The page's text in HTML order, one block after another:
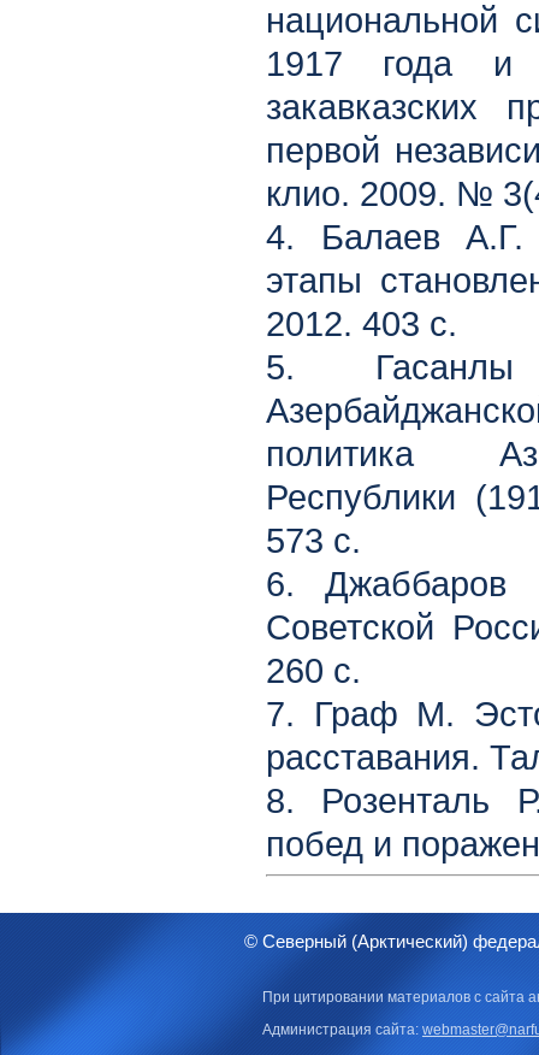
национальной
1917 года и
закавказских
первой
клио. 2009. №
4. Балаев А.Г.
этапы
2012. 403 с.
5.
политика
Республики
573 с.
6. Джаббаров
Советской
260 с.
7. Граф М.
расставания.
8. Розенталь
побед и
© Северный (Арктический)
При цитировании материалов с сайта
Администрация сайта: